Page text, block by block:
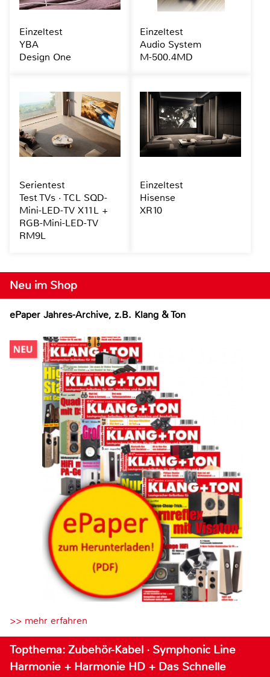
Neu im Shop
ePaper Jahres-Archive, z.B. Klang & Ton
>> mehr erfahren
Topthema: Zubehör-Kabel · Symphonic Line
Harmonie + Harmonie HD + Das Schnelle
Einzeltest
YBA
Design One
Einzeltest
Audio System
M-500.4MD
Serientest
Test TVs · TCL SQD-
Mini-LED-TV X11L +
RGB-Mini-LED-TV
RM9L
Einzeltest
Hisense
XR10